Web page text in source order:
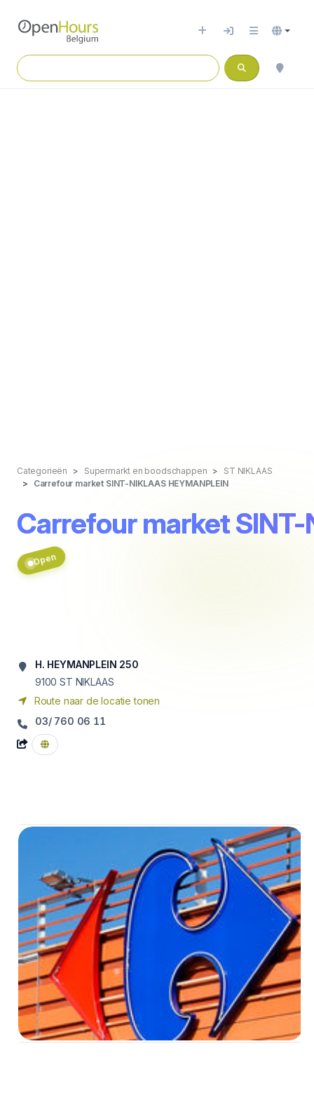
Categorieën Supermarkt en boodschappen
ST NIKLAAS
Carrefour market SINT-NIKLAAS HEYMANPLEIN
Carrefour market SINT-
Open
H. HEYMANPLEIN 250
9100 ST NIKLAAS
Route naar de locatie tonen
03/ 760 06 11